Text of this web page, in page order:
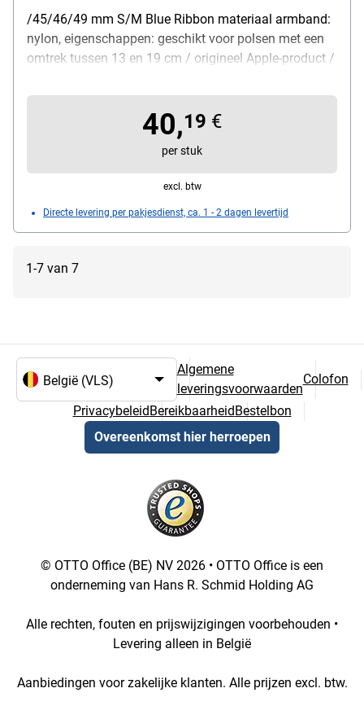
/45/46/49 mm S/M Blue Ribbon materiaal armband:
nylon, eigenschappen: geschikt voor polsen met een
omtrek tussen 13 en 19 cm / origineel Apple-product /
zacht, licht materiaal / voorzien van een stevige
klittenbandsluiting – kan individueel aan de pols
worden aangepast / ideaal voor sport en zwemmen
en voor een sportieve look, kleur: Blue Ribbon,
leveringsomvang: 1 smartwatch-armband
40,19 €
per stuk
excl. btw
Directe levering per pakjesdienst, ca. 1 - 2 dagen levertijd
1-7 van 7
Algemene
leveringsvoorwaarden
Colofon
Privacybeleid Bereikbaarheid Bestelbon
Overeenkomst hier herroepen
© OTTO Office (BE) NV 2026 • OTTO Office is een
onderneming van Hans R. Schmid Holding AG
Alle rechten, fouten en prijswijzigingen voorbehouden •
Levering alleen in België
Aanbiedingen voor zakelijke klanten. Alle prijzen excl. btw.